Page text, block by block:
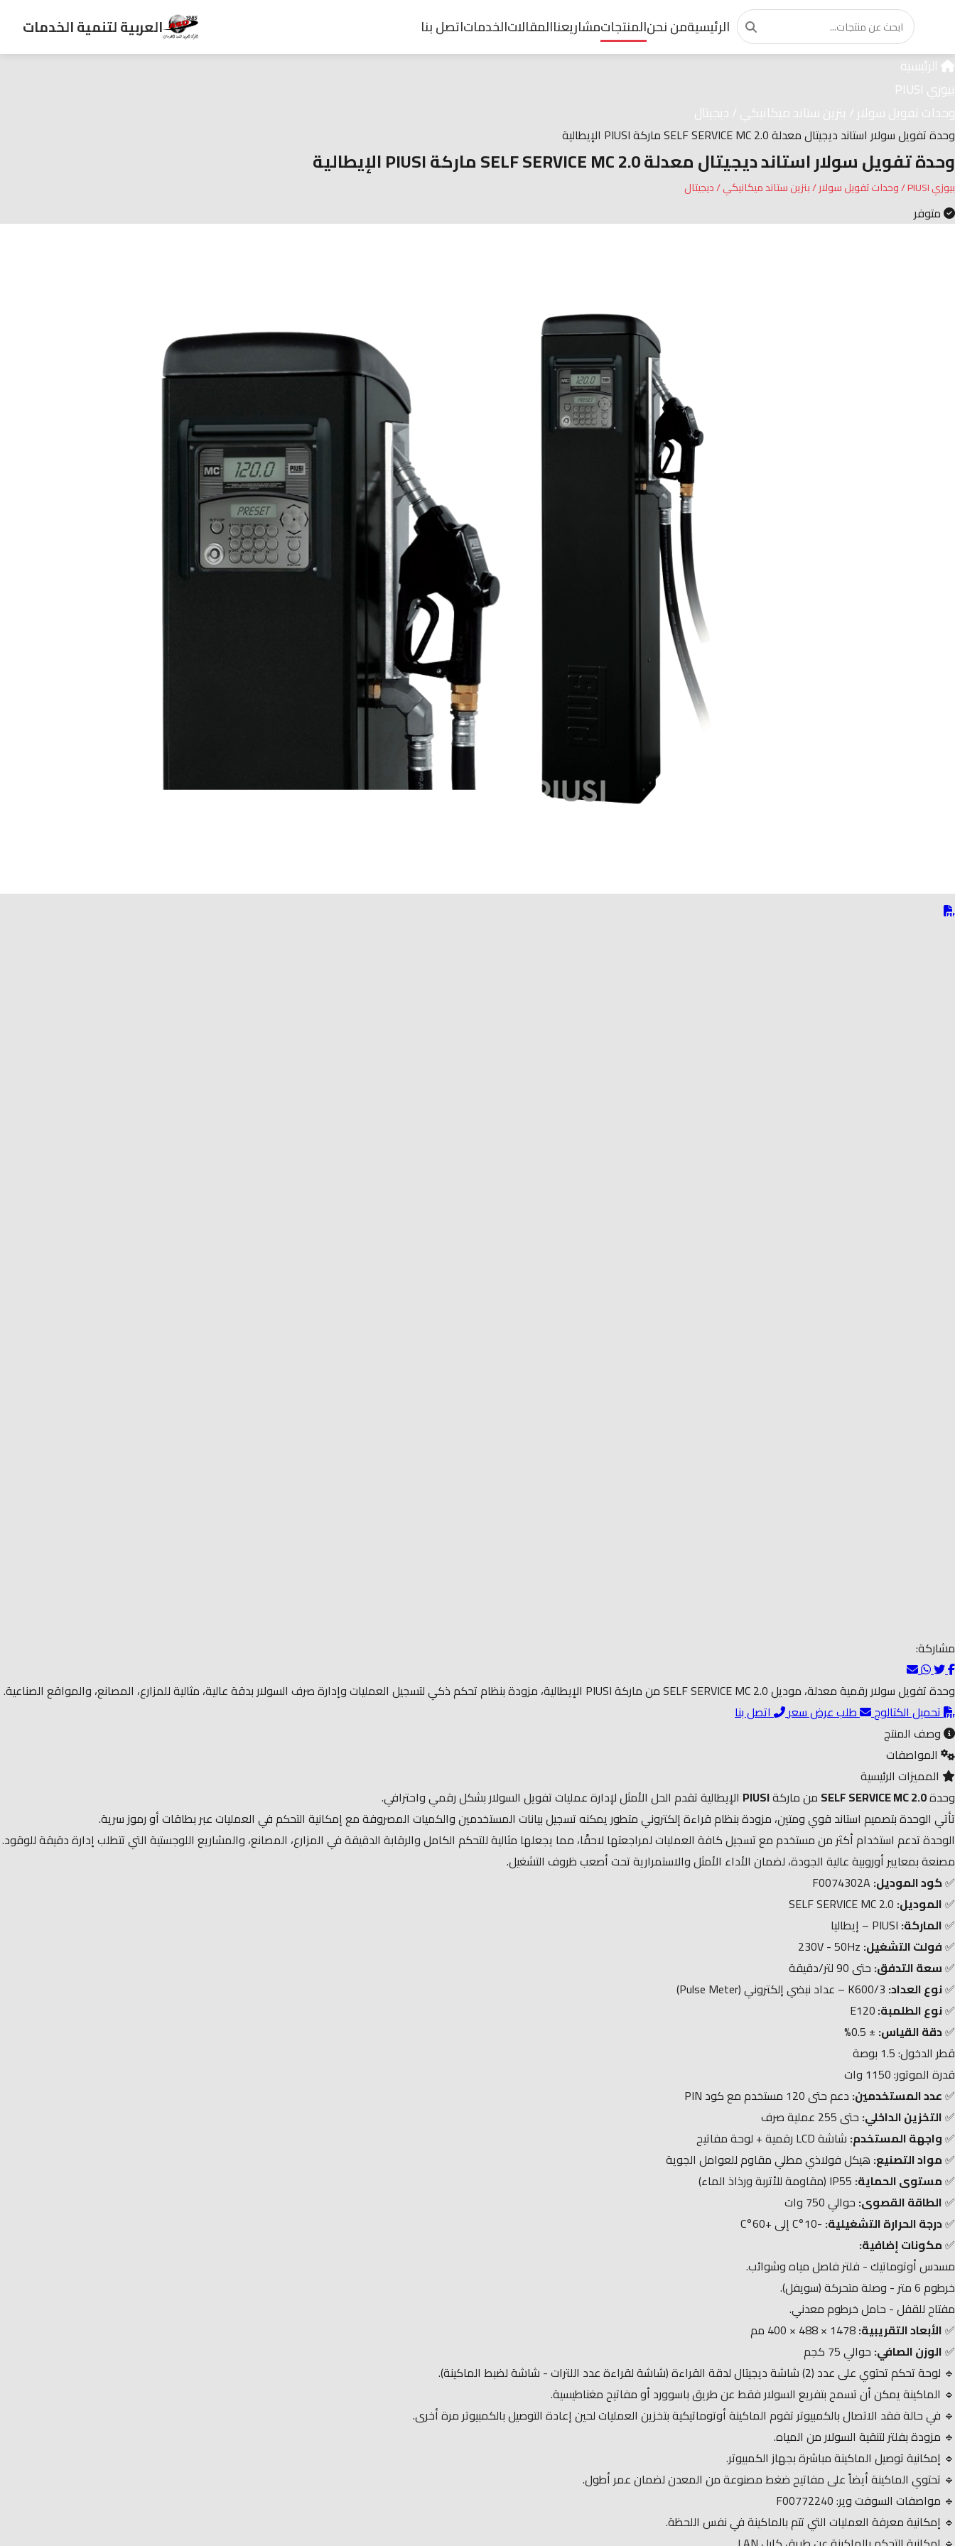
الرئيسيةمن نحنالمنتجاتمشاريعناالمقالاتالخدماتاتصل بنا العربية لتنمية الخدمات
الرئيسية
بيوزي PIUSI
وحدات تفويل سولار / بنزين ستاند ميكانيكي / ديجيتال
وحدة تفويل سولار استاند ديجيتال معدلة SELF SERVICE MC 2.0 ماركة PIUSI الإيطالية
وحدة تفويل سولار استاند ديجيتال معدلة SELF SERVICE MC 2.0 ماركة PIUSI الإيطالية
بيوزي PIUSI / وحدات تفويل سولار / بنزين ستاند ميكانيكي / ديجيتال
متوفر
مشاركة:
وحدة تفويل سولار رقمية معدلة، موديل SELF SERVICE MC 2.0 من ماركة PIUSI الإيطالية، مزودة بنظام تحكم ذكي لتسجيل العمليات وإدارة صرف السولار بدقة عالية، مثالية للمزارع، المصانع، والمواقع الصناعية.
تحميل الكتالوج
طلب عرض سعر
اتصل بنا
وصف المنتج
المواصفات
المميزات الرئيسية
وحدةSELF SERVICE MC 2.0 من ماركةPIUSI الإيطالية تقدم الحل الأمثل لإدارة عمليات تفويل السولار بشكل رقمي واحترافي.
تأتي الوحدة بتصميم استاند قوي ومتين، مزودة بنظام قراءة إلكتروني متطور يمكنه تسجيل بيانات المستخدمين والكميات المصروفة مع إمكانية التحكم في العمليات عبر بطاقات أو رموز سرية.
الوحدة تدعم استخدام أكثر من مستخدم مع تسجيل كافة العمليات لمراجعتها لاحقًا، مما يجعلها مثالية للتحكم الكامل والرقابة الدقيقة في المزارع، المصانع، والمشاريع اللوجستية التي تتطلب إدارة دقيقة للوقود.
مصنعة بمعايير أوروبية عالية الجودة، لضمان الأداء الأمثل والاستمرارية تحت أصعب ظروف التشغيل.
✅كود الموديل:
✅الموديل:
✅الماركة:
✅فولت التشغيل:
✅سعة التدفق: حتى 90 لتر/دقيقة
✅نوع العداد:
✅نوع الطلمبة:E120
✅دقة القياس: ± 0.5%
قطر الدخول: 1.5 بوصة
قدرة الموتور: 1150 وات
✅عدد المستخدمين: دعم حتى 120 مستخدم مع كود PIN
✅التخزين الداخلي: حتى 255 عملية صرف
✅واجهة المستخدم: شاشة LCD رقمية + لوحة مفاتيح
✅مواد التصنيع: هيكل فولاذي مطلي مقاوم للعوامل الجوية
✅مستوى الحماية:
✅الطاقة القصوى: حوالي 750 وات
✅درجة الحرارة التشغيلية: -10°C إلى +60°C
✅مكونات إضافية:
مسدس أوتوماتيك - فلتر فاصل مياه وشوائب.
خرطوم 6 متر - وصلة متحركة (سويفل).
مفتاح للقفل - حامل خرطوم معدني.
✅الأبعاد التقريبية:
✅الوزن الصافي: حوالي 75 كجم
🔹 لوحة تحكم تحتوي على عدد (2) شاشة ديجيتال لدقة القراءة (شاشة لقراءة عدد اللترات - شاشة لضبط الماكينة).
🔹 الماكينة يمكن أن تسمح بتفريع السولار فقط عن طريق باسوورد أو مفاتيح مغناطيسية.
🔹 في حالة فقد الاتصال بالكمبيوتر تقوم الماكينة أوتوماتيكية بتخزين العمليات لحين إعادة التوصيل بالكمبيوتر مرة أخرى.
🔹 مزودة بفلتر لتنقية السولار من المياه.
🔹 إمكانية توصيل الماكينة مباشرة بجهاز الكمبيوتر.
🔹 تحتوي الماكينة أيضاً على مفاتيح ضغط مصنوعة من المعدن لضمان عمر أطول.
🔹 مواصفات السوفت وير: F00772240
🔹 إمكانية معرفة العمليات التي تتم بالماكينة في نفس اللحظة.